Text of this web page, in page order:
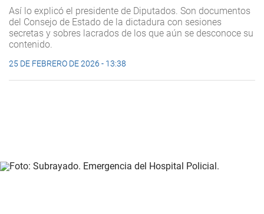
Así lo explicó el presidente de Diputados. Son documentos
del Consejo de Estado de la dictadura con sesiones
secretas y sobres lacrados de los que aún se desconoce su
contenido.
25 DE FEBRERO DE 2026 - 13:38